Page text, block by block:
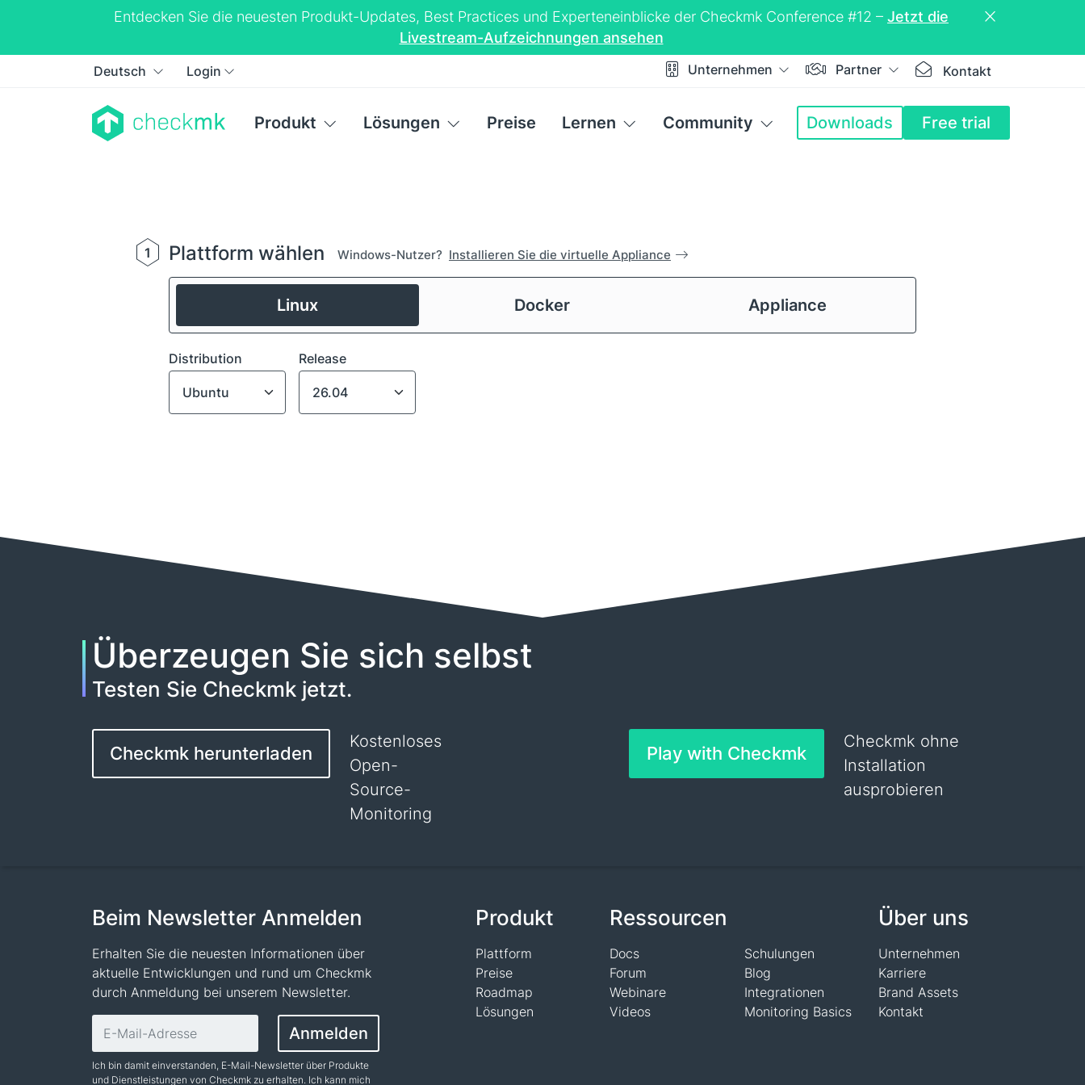
Entdecken Sie die neuesten Produkt-Updates, Best Practices und Experteneinblicke der Checkmk Conference #12 – Jetzt die
Livestream-Aufzeichnungen ansehen
Deutsch Login Unternehmen Partner Kontakt
Produkt Lösungen Preise Lernen Community Downloads Free trial
1 Plattform wählen Windows-Nutzer? Installieren Sie die virtuelle Appliance
Linux Docker Appliance
Distribution Release
Überzeugen Sie sich selbst
Testen Sie Checkmk jetzt.
Checkmk herunterladen
Kostenloses
Open-
Source-
Monitoring
Play with Checkmk
Checkmk ohne
Installation
ausprobieren
Beim Newsletter Anmelden
Erhalten Sie die neuesten Informationen über
aktuelle Entwicklungen und rund um Checkmk
durch Anmeldung bei unserem Newsletter.
Anmelden
Ich bin damit einverstanden, E-Mail-Newsletter über Produkte
und Dienstleistungen von Checkmk zu erhalten. Ich kann mich
Produkt
Plattform
Preise
Roadmap
Lösungen
Ressourcen
Docs
Forum
Webinare
Videos
Schulungen
Blog
Integrationen
Monitoring Basics
Über uns
Unternehmen
Karriere
Brand Assets
Kontakt